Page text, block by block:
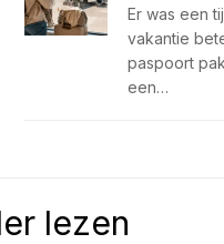
Er was een
vakantie
paspoort
een…
lezen